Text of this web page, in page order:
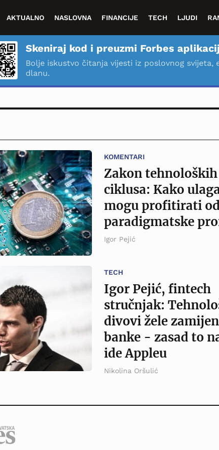
AKTUALNO NASLOVNA FINANCIJE TECH LJUDI
Skeniraj kod i preuzmi Forbes
Bolje iskustvo čitanja vijesti iz poslovnog
dlanu.
KOMENTARI
Zakon tehnoloških
ciklusa: Kako
mogu profitirati
paradigmatske
Igor Pejić
TECH
Igor Pejić, fintech
stručnjak:
divovi žele
banke - zasad to
ide Appleu
Nikolina Oršulić